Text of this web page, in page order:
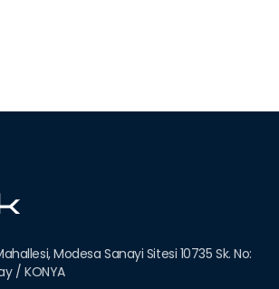
Modesa Sanayi Sitesi 10735 Sk. No:
/ KONYA